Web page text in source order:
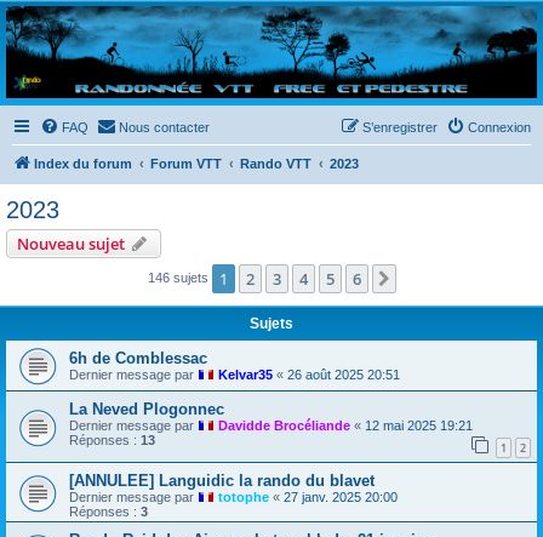
Randovttfree.fr
Bienvenue sur le site des randos vtt et pédestre de Bretagne . Bonne navigation sur le site
et bonnes randos dans l'Ouest !
FAQ Nous contacter Connexion
S’enregistrer
Index du forum Forum VTT Rando VTT 2023
2023
Nouveau sujet
146 sujets 1 2 3 4 5 6
Sujets
6h de Comblessac
Dernier message par Kelvar35 « 26 août 2025 20:51
La Neved Plogonnec
Dernier message par Davidde Brocéliande « 12 mai 2025 19:21
Réponses : 13 1 2
[ANNULEE] Languidic la rando du blavet
Dernier message par totophe « 27 janv. 2025 20:00
Réponses : 3